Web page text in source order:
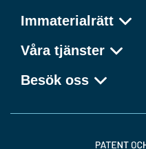
Immaterialrätt
Våra tjänster
Besök oss